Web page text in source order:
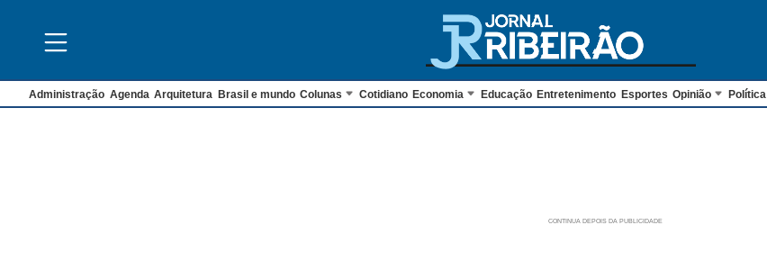
Administração Agenda Arquitetura Brasil e mundo Colunas Cotidiano Economia Educação Entretenimento Esportes Opinião Política